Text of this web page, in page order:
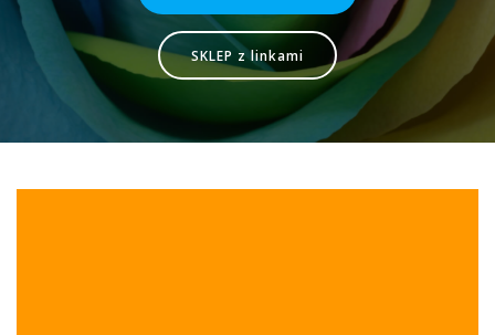
SKLEP z linkami